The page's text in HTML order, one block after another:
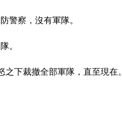
警察，沒有軍隊。
。
下裁撤全部軍隊，直至現在。